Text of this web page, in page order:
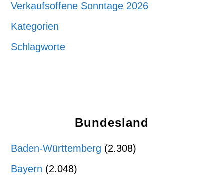
Verkaufsoffene Sonntage 2026
Kategorien
Schlagworte
Bundesland
Baden-Württemberg (2.308)
Bayern (2.048)